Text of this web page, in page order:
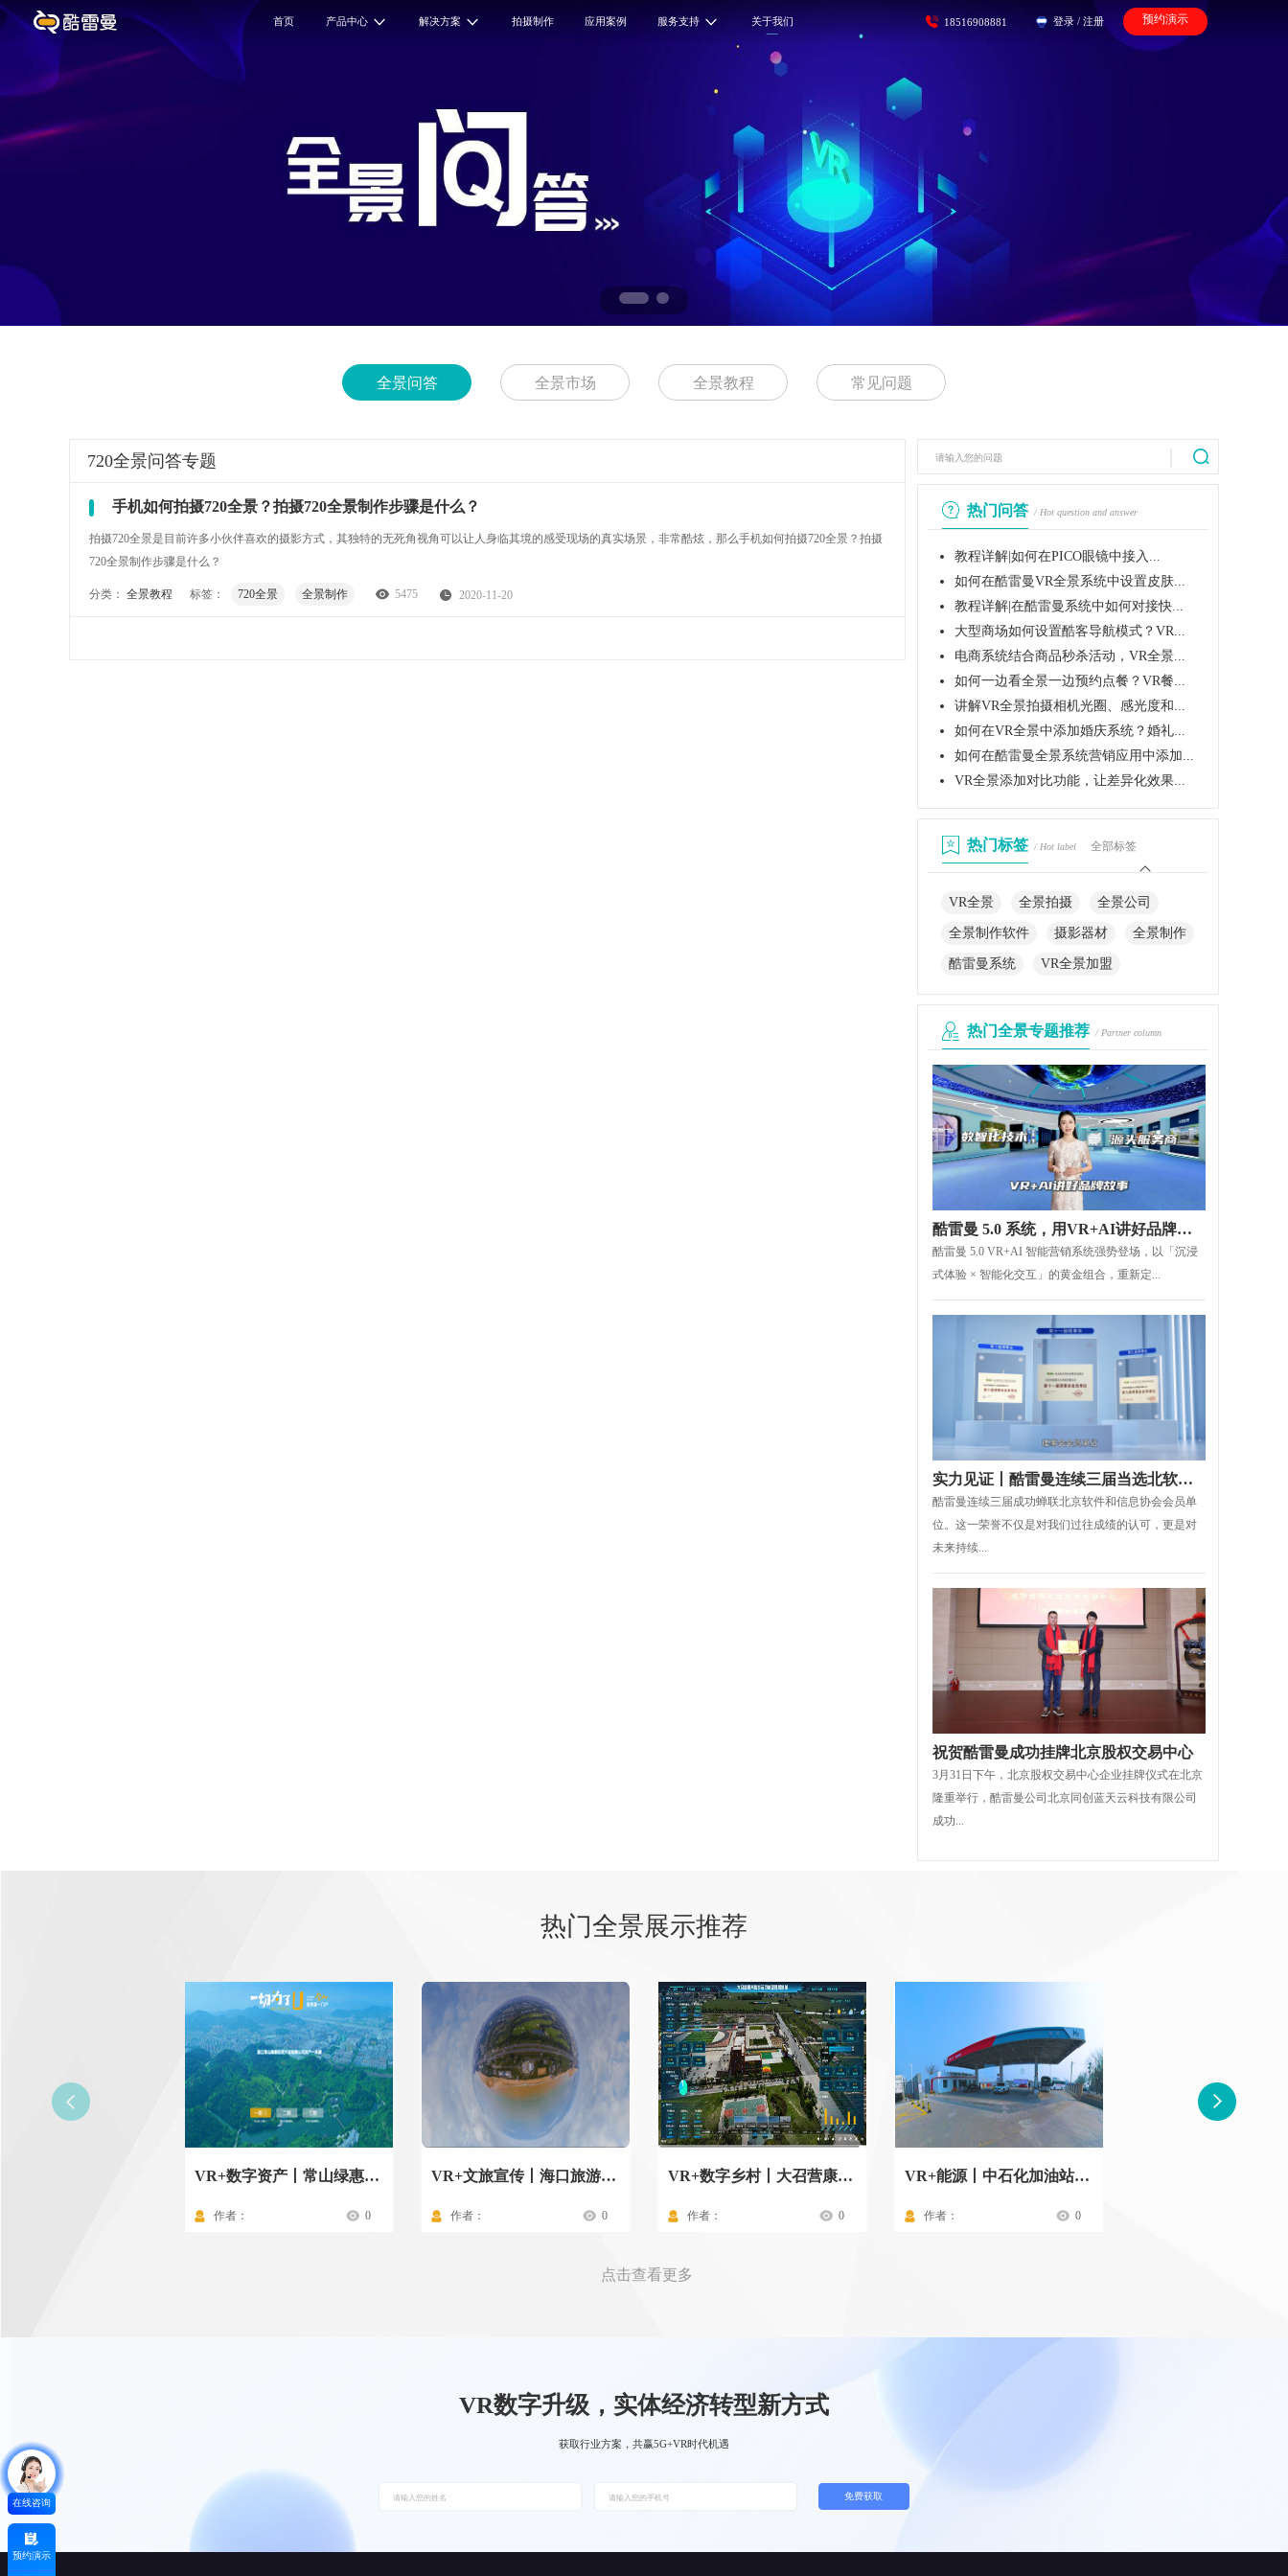
首页 产品中心 解决方案 拍摄制作 应用案例 服务支持 关于我们 18516908881 登录 / 注册 预约演示
全景问答 全景市场 全景教程 常见问题
720全景问答专题
手机如何拍摄720全景？拍摄720全景制作步骤是什么？
拍摄720全景是目前许多小伙伴喜欢的摄影方式，其独特的无死角视角可以让人身临其境的感受现场的真实场景，非常酷炫，那么手机如何拍摄720全景？拍摄
720全景制作步骤是什么？
分类： 全景教程 标签： 720全景 全景制作 5475 2020-11-20
热门问答 / Hot question and answer
教程详解|如何在PICO眼镜中接入...
如何在酷雷曼VR全景系统中设置皮肤...
教程详解|在酷雷曼系统中如何对接快...
大型商场如何设置酷客导航模式？VR...
电商系统结合商品秒杀活动，VR全景...
如何一边看全景一边预约点餐？VR餐...
讲解VR全景拍摄相机光圈、感光度和...
如何在VR全景中添加婚庆系统？婚礼...
如何在酷雷曼全景系统营销应用中添加...
VR全景添加对比功能，让差异化效果...
热门标签 / Hot label 全部标签
VR全景 全景拍摄 全景公司
全景制作软件 摄影器材 全景制作
酷雷曼系统 VR全景加盟
热门全景专题推荐 / Partner column
酷雷曼 5.0 系统，用VR+AI讲好品牌故事
酷雷曼 5.0 VR+AI 智能营销系统强势登场，以「沉浸
式体验 × 智能化交互」的黄金组合，重新定...
实力见证丨酷雷曼连续三届当选北软协理事会会员单位
酷雷曼连续三届成功蝉联北京软件和信息协会会员单
位。这一荣誉不仅是对我们过往成绩的认可，更是对
未来持续...
祝贺酷雷曼成功挂牌北京股权交易中心
3月31日下午，北京股权交易中心企业挂牌仪式在北京
隆重举行，酷雷曼公司北京同创蓝天云科技有限公司
成功...
热门全景展示推荐
VR+数字资产丨常山绿惠投资资产一本通
作者： 0
VR+文旅宣传丨海口旅游景点
作者： 0
VR+数字乡村丨大召营康养示范村驾驶舱
作者： 0
VR+能源丨中石化加油站标准化操作流程
作者： 0
点击查看更多
在线咨询
预约演示
VR数字升级，实体经济转型新方式
获取行业方案，共赢5G+VR时代机遇
免费获取